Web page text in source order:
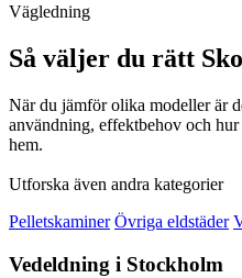
Vägledning
Så väljer du rätt
När du jämför olika modeller är
användning, effektbehov och
hem.
Utforska även andra kategorier
Pelletskaminer Övriga eldstäder
Vedeldning i Stockholm